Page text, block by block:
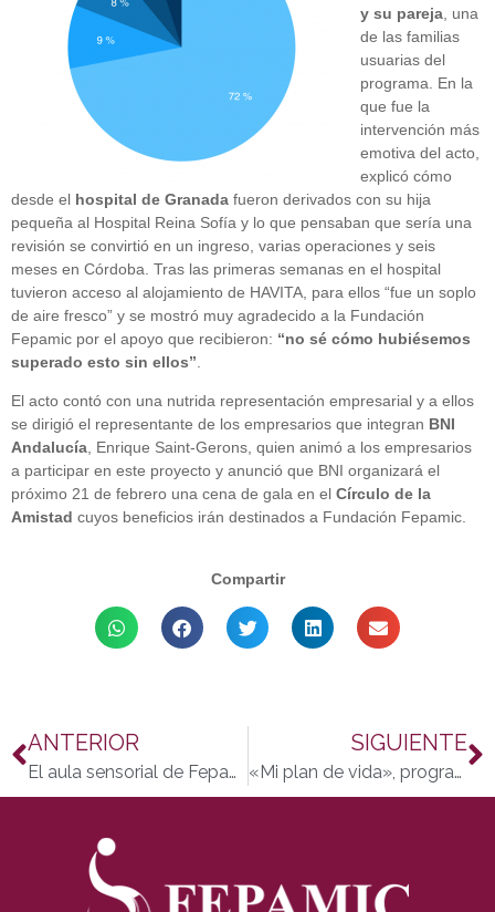
y su pareja , una
de las familias
usuarias del
programa. En la
que fue la
intervención más
emotiva del acto,
explicó cómo
desde el hospital de Granada fueron derivados con su hija
pequeña al Hospital Reina Sofía y lo que pensaban que sería una
revisión se convirtió en un ingreso, varias operaciones y seis
meses en Córdoba. Tras las primeras semanas en el hospital
tuvieron acceso al alojamiento de HAVITA, para ellos “fue un soplo
de aire fresco” y se mostró muy agradecido a la Fundación
Fepamic por el apoyo que recibieron: “no sé cómo hubiésemos
superado esto sin ellos”
El acto contó con una nutrida representación empresarial y a ellos
se dirigió el representante de los empresarios que integran BNI
Andalucía , Enrique Saint-Gerons, quien animó a los empresarios
a participar en este proyecto y anunció que BNI organizará el
próximo 21 de febrero una cena de gala en el Círculo de la
Amistad cuyos beneficios irán destinados a Fundación Fepamic.
Compartir
ANTERIOR
El aula sensorial de Fepamic en el ranking de las mejores de Andalucía
SIGUIENTE
«Mi plan de vida», programa de asistencia personal de Fepamic